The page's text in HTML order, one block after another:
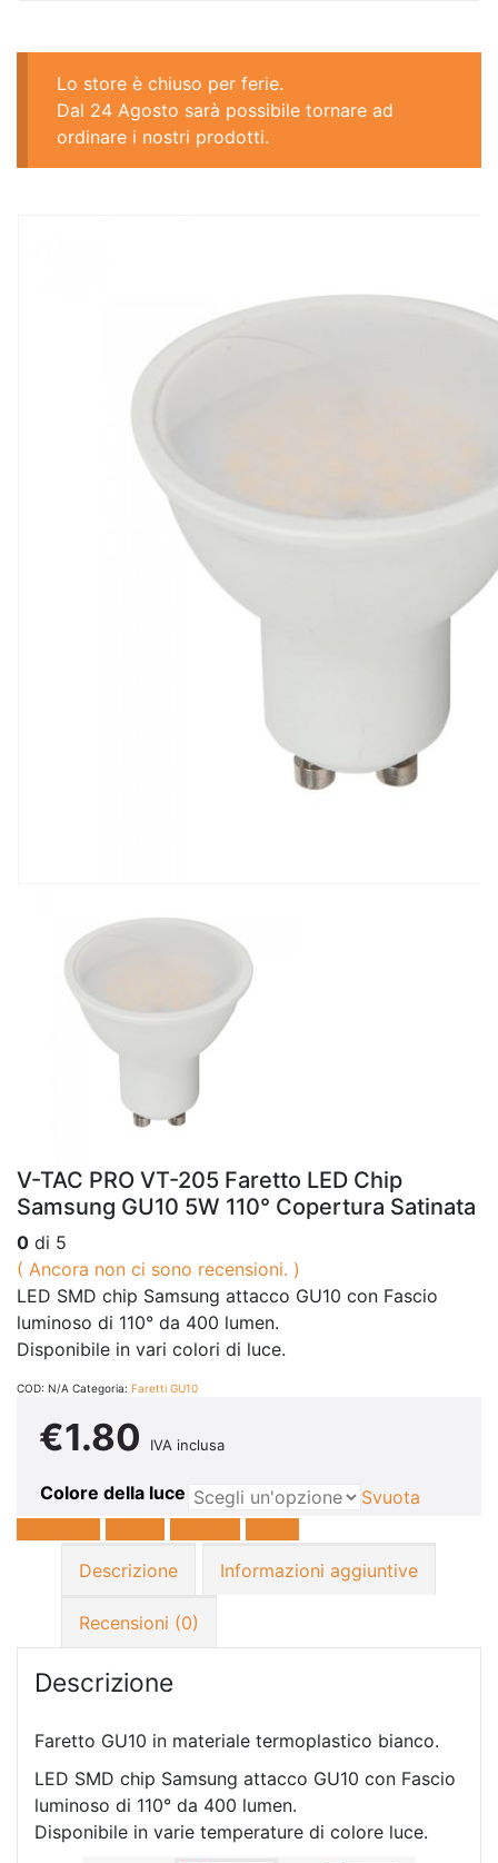
Lo store è chiuso per ferie.
Dal 24 Agosto sarà possibile tornare ad
ordinare i nostri prodotti.
V-TAC PRO VT-205 Faretto LED Chip
Samsung GU10 5W 110° Copertura Satinata
0 di 5
( Ancora non ci sono recensioni. )
LED SMD chip Samsung attacco GU10 con Fascio
luminoso di 110° da 400 lumen.
Disponibile in vari colori di luce.
COD: N/A Categoria: Faretti GU10
€1.80 IVA inclusa
Colore della luce
Svuota
Descrizione
Informazioni aggiuntive
Recensioni (0)
Descrizione
Faretto GU10 in materiale termoplastico bianco.
LED SMD chip Samsung attacco GU10 con Fascio
luminoso di 110° da 400 lumen.
Disponibile in varie temperature di colore luce.